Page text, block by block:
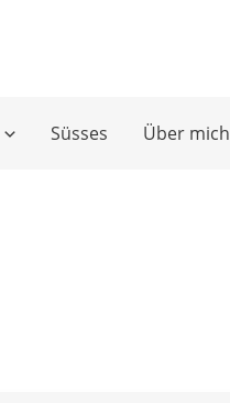
Süsses Über mich